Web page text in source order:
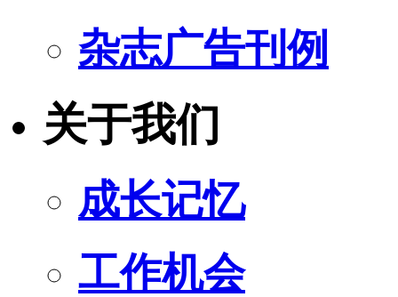
杂志广告刊例
关于我们
成长记忆
工作机会